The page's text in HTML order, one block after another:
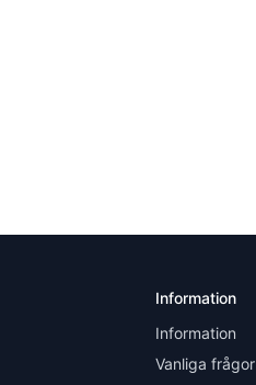
Information
Information
Vanliga frågor